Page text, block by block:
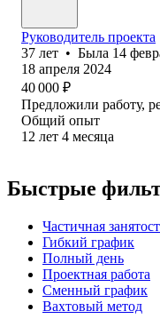
Руководитель проекта
37 лет • Была 14
18 апреля 2024
40 000 ₽
Предложили работу,
Общий опыт
12 лет 4 месяца
Быстрые
Частичная
Гибкий график
Полный день
Проектная работа
Сменный график
Вахтовый метод